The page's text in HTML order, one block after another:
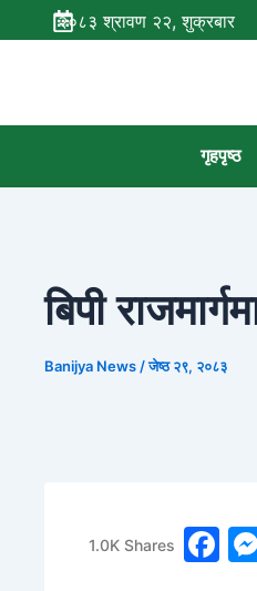
to
२०८३ श्रावण २२, शुक्रबार
गृहपृष्ठ
बिपी
Banijya News /जेष्ठ २९, २०८३
1.0K Shares
F